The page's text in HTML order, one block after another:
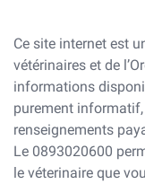
Ce site internet est
vétérinaires et de
informations
purement informatif,
renseignements
Le 0893020600
le véterinaire que